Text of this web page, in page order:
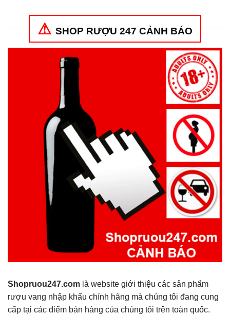
SHOP RƯỢU 247 CẢNH BÁO
Shopruou247.com là website giới thiệu các sản phẩm
rượu vang nhập khẩu chính hãng mà chúng tôi đang cung
cấp tại các điểm bán hàng của chúng tôi trên toàn quốc.